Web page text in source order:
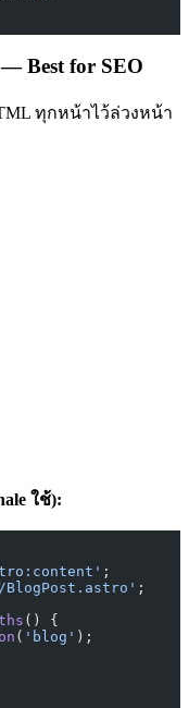
— Best for SEO
ทุกหน้าไว้ล่วงหน้า
ใช้):
;
;
() {
( 'blog' );